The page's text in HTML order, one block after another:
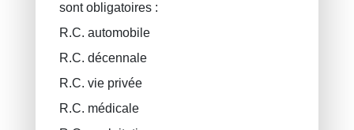
sont obligatoires :
R.C. automobile
R.C. décennale
R.C. vie privée
R.C. médicale